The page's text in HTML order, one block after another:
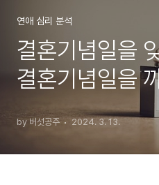
연애 심리 분석
결혼기념일을
결혼기념일을
by 버섯공주 2024. 3. 13.